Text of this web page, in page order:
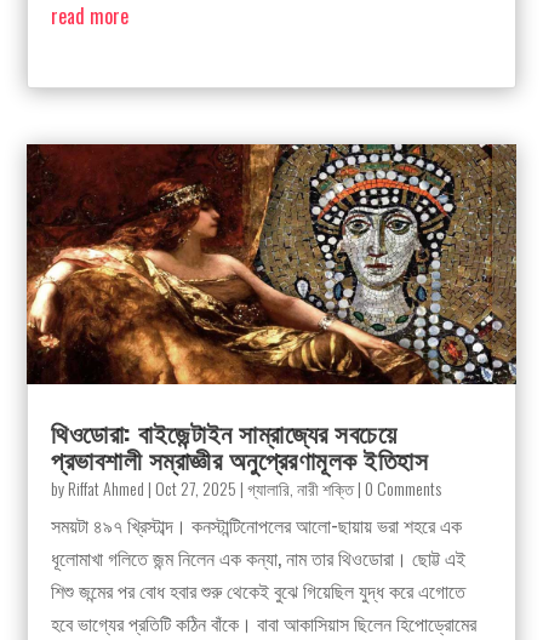
read more
থিওডোরা: বাইজেন্টাইন সাম্রাজ্যের সবচেয়ে
প্রভাবশালী সম্রাজ্ঞীর অনুপ্রেরণামূলক ইতিহাস
byRiffat Ahmed | Oct 27, 2025 |গ্যালারি,নারী শক্তি| 0 Comments
সময়টা ৪৯৭ খ্রিস্টাব্দ। কনস্টান্টিনোপলের আলো-ছায়ায় ভরা শহরে এক
ধূলোমাখা গলিতে জন্ম নিলেন এক কন্যা, নাম তার থিওডোরা। ছোট্ট এই
শিশু জন্মের পর বোধ হবার শুরু থেকেই বুঝে গিয়েছিল যুদ্ধ করে এগোতে
হবে ভাগ্যের প্রতিটি কঠিন বাঁকে। বাবা আকাসিয়াস ছিলেন হিপোড্রোমের